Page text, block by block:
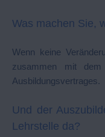
Was machen Sie,
Wenn keine
zusammen mit
Ausbildungsvertrages.
Und der
Lehrstelle da?